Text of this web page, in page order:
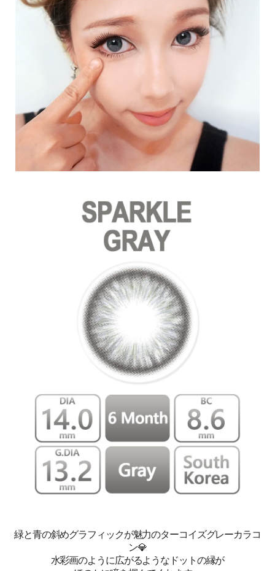
緑と青の斜めグラフィックが魅力のターコイズグレーカラコ
ン💎
水彩画のように広がるようなドットの縁が